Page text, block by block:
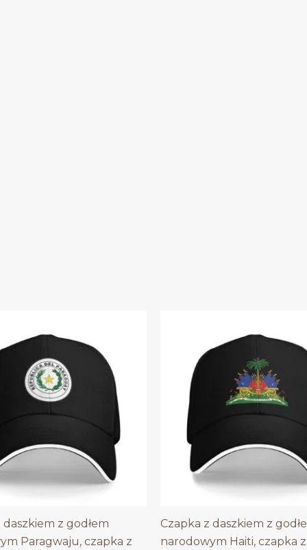
daszkiem z godłem
Paragwaju, czapka z
Czapka z daszkiem z
narodowym Haiti, czapka z